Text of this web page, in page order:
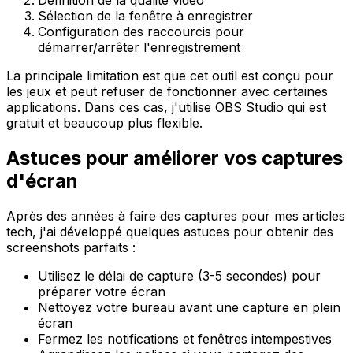
Sélection de la fenêtre à enregistrer
Configuration des raccourcis pour
démarrer/arrêter l'enregistrement
La principale limitation est que cet outil est conçu pour
les jeux et peut refuser de fonctionner avec certaines
applications. Dans ces cas, j'utilise OBS Studio qui est
gratuit et beaucoup plus flexible.
Astuces pour améliorer vos captures
d'écran
Après des années à faire des captures pour mes articles
tech, j'ai développé quelques astuces pour obtenir des
screenshots parfaits :
Utilisez le délai de capture (3-5 secondes) pour
préparer votre écran
Nettoyez votre bureau avant une capture en plein
écran
Fermez les notifications et fenêtres intempestives